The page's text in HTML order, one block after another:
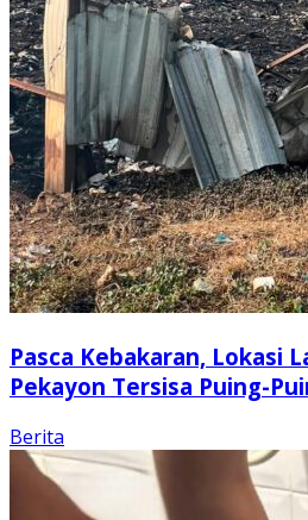
Pasca Kebakaran, Lokasi
Pekayon Tersisa Puing-
Berita